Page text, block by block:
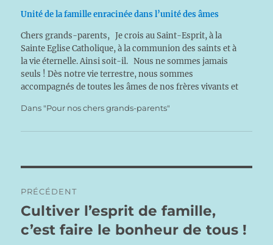
Unité de la famille enracinée dans l’unité des âmes
Chers grands-parents, Je crois au Saint-Esprit, à la
Sainte Eglise Catholique, à la communion des saints et à
la vie éternelle. Ainsi soit-il. Nous ne sommes jamais
seuls ! Dès notre vie terrestre, nous sommes
accompagnés de toutes les âmes de nos frères vivants et
Dans "Pour nos chers grands-parents"
de
l’article
PRÉCÉDENT
Publication
précédente :
Cultiver l’esprit de famille,
c’est faire le bonheur de tous !